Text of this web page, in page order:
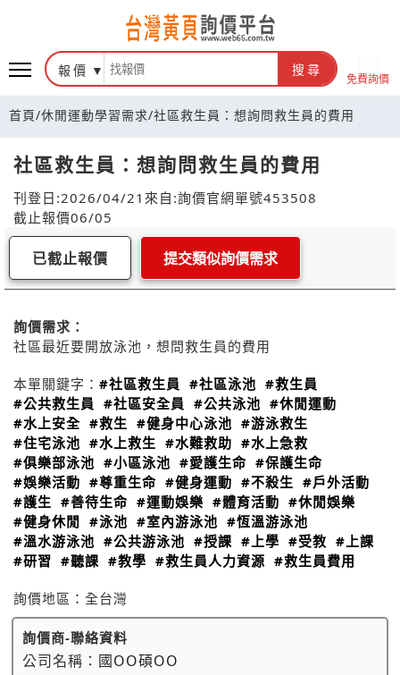
報價 搜尋
免費詢價
首頁/休閒運動學習需求/社區救生員：想詢問救生員的費用
社區救生員：想詢問救生員的費用
刊登日:2026/04/21 來自:詢價官網單號453508
截止報價06/05
已截止報價 提交類似詢價需求
詢價需求：
社區最近要開放泳池，想問救生員的費用
本單關鍵字： #社區救生員 #社區泳池 #救生員
#公共救生員 #社區安全員 #公共泳池 #休閒運動
#水上安全 #救生 #健身中心泳池 #游泳救生
#住宅泳池 #水上救生 #水難救助 #水上急救
#俱樂部泳池 #小區泳池 #愛護生命 #保護生命
#娛樂活動 #尊重生命 #健身運動 #不殺生 #戶外活動
#護生 #善待生命 #運動娛樂 #體育活動 #休閒娛樂
#健身休閒 #泳池 #室內游泳池 #恆溫游泳池
#溫水游泳池 #公共游泳池 #授課 #上學 #受教 #上課
#研習 #聽課 #教學 #救生員人力資源 #救生員費用
詢價地區： 全台灣
詢價商-聯絡資料
公司名稱： 國OO碩OO